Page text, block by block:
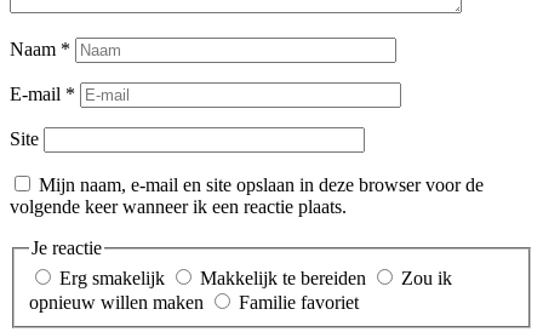
Naam *
E-mail *
Site
Mijn naam, e-mail en site opslaan in deze browser voor de
volgende keer wanneer ik een reactie plaats.
Je reactie
Erg smakelijk
Makkelijk te bereiden
Zou ik
opnieuw willen maken
Familie favoriet